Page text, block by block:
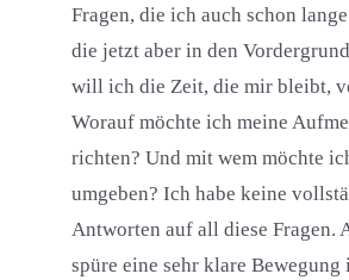
Fragen, die ich auch schon
die jetzt aber in den
will ich die Zeit, die mir bleibt,
Worauf möchte ich meine
richten? Und mit wem möchte
umgeben? Ich habe keine
Antworten auf all diese Fragen.
spüre eine sehr klare Bewegung